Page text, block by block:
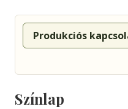
Produkciós
Színlap